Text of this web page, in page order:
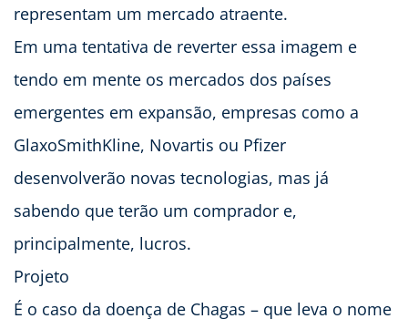
representam um mercado atraente.
Em uma tentativa de reverter essa imagem e
tendo em mente os mercados dos países
emergentes em expansão, empresas como a
GlaxoSmithKline, Novartis ou Pfizer
desenvolverão novas tecnologias, mas já
sabendo que terão um comprador e,
principalmente, lucros.
Projeto
É o caso da doença de Chagas – que leva o nome